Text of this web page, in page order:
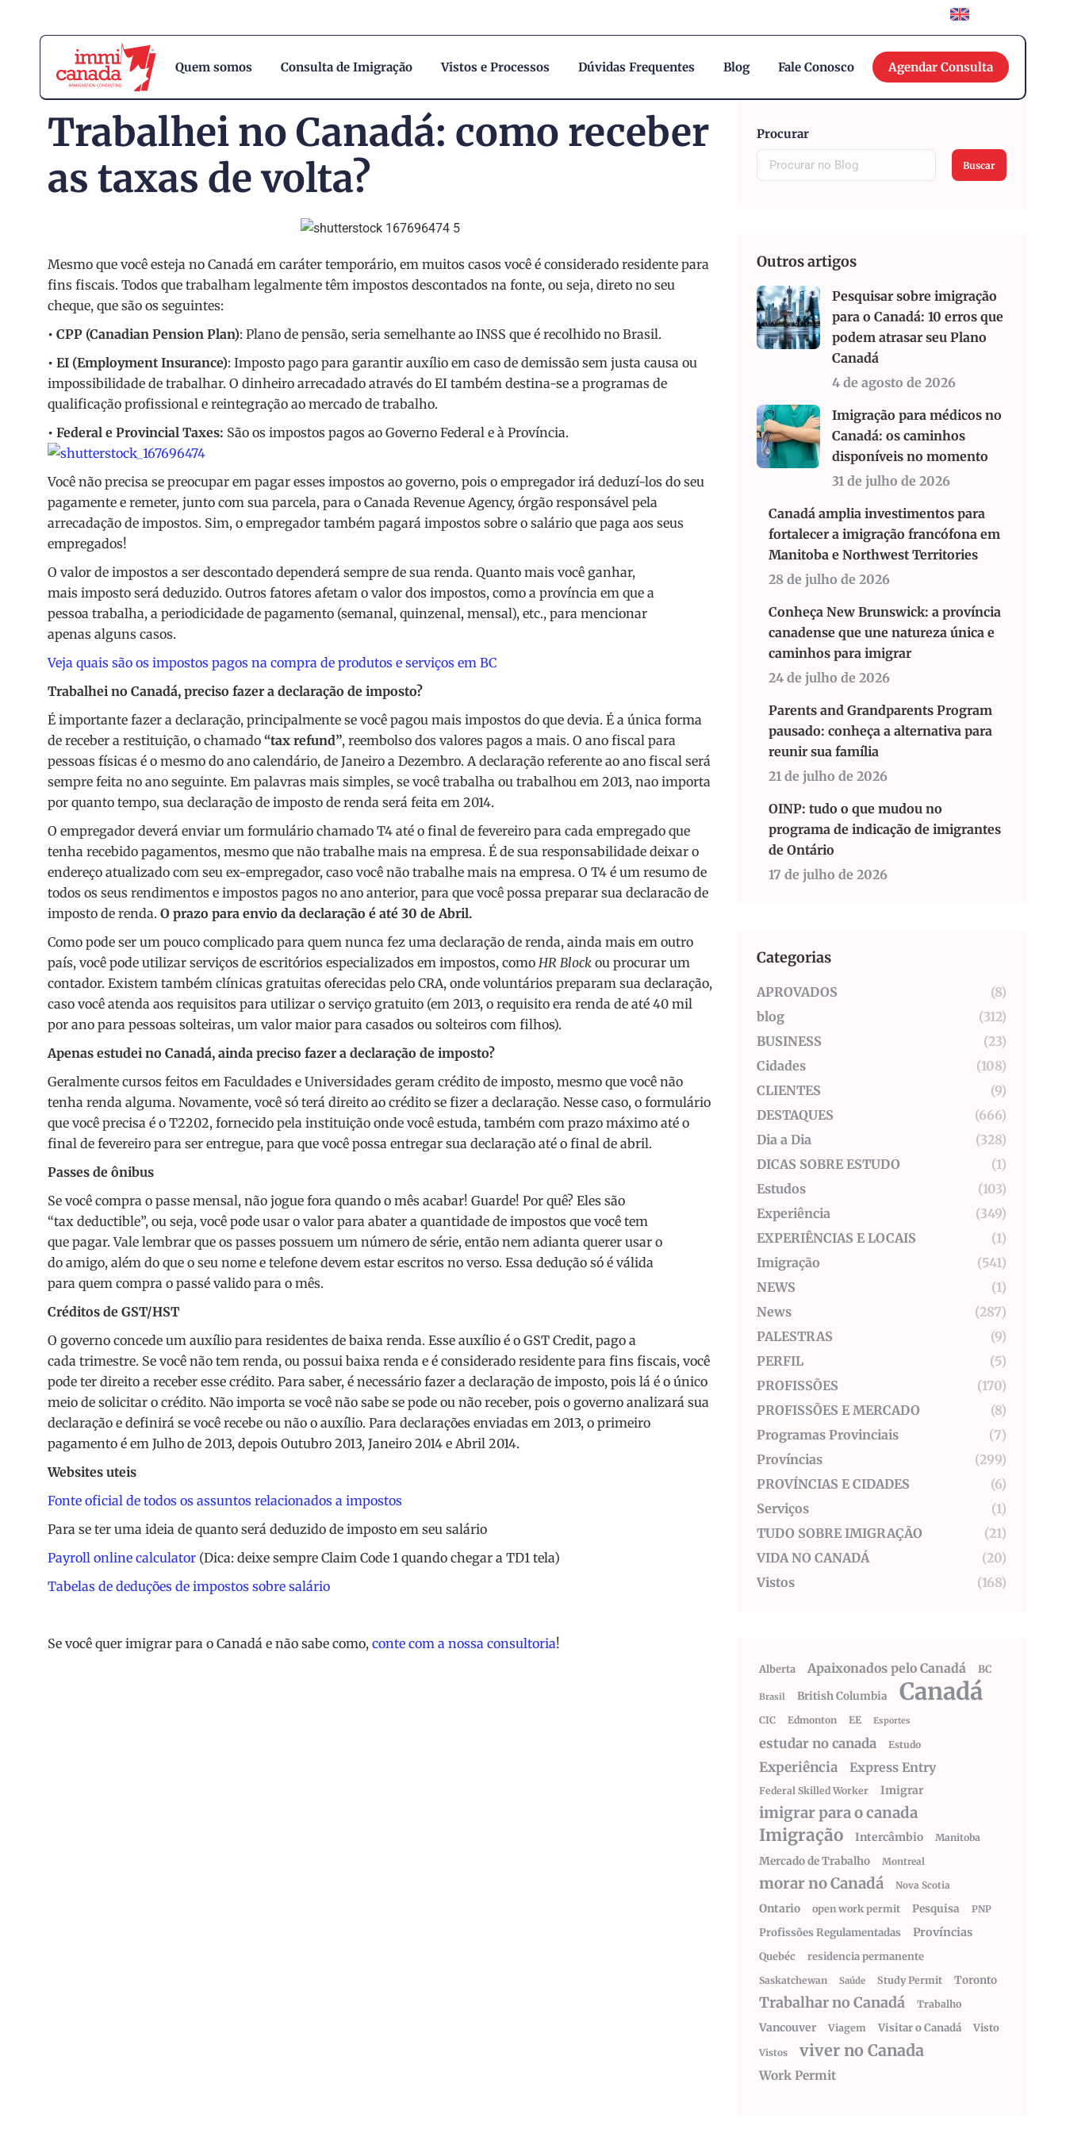
Quem somos Consulta de Imigração Vistos e Processos Dúvidas Frequentes Blog Fale Conosco Agendar Consulta
Trabalhei no Canadá: como receber
as taxas de volta?
Mesmo que você esteja no Canadá em caráter temporário, em muitos casos você é considerado residente para
fins fiscais. Todos que trabalham legalmente têm impostos descontados na fonte, ou seja, direto no seu
cheque, que são os seguintes:
• CPP (Canadian Pension Plan): Plano de pensão, seria semelhante ao INSS que é recolhido no Brasil.
• EI (Employment Insurance): Imposto pago para garantir auxílio em caso de demissão sem justa causa ou
impossibilidade de trabalhar. O dinheiro arrecadado através do EI também destina-se a programas de
qualificação profissional e reintegração ao mercado de trabalho.
• Federal e Provincial Taxes: São os impostos pagos ao Governo Federal e à Província.
Você não precisa se preocupar em pagar esses impostos ao governo, pois o empregador irá deduzí-los do seu
pagamente e remeter, junto com sua parcela, para o Canada Revenue Agency, órgão responsável pela
arrecadação de impostos. Sim, o empregador também pagará impostos sobre o salário que paga aos seus
empregados!
O valor de impostos a ser descontado dependerá sempre de sua renda. Quanto mais você ganhar,
mais imposto será deduzido. Outros fatores afetam o valor dos impostos, como a província em que a
pessoa trabalha, a periodicidade de pagamento (semanal, quinzenal, mensal), etc., para mencionar
apenas alguns casos.
Veja quais são os impostos pagos na compra de produtos e serviços em BC
Trabalhei no Canadá, preciso fazer a declaração de imposto?
É importante fazer a declaração, principalmente se você pagou mais impostos do que devia. É a única forma
de receber a restituição, o chamado “tax refund”, reembolso dos valores pagos a mais. O ano fiscal para
pessoas físicas é o mesmo do ano calendário, de Janeiro a Dezembro. A declaração referente ao ano fiscal será
sempre feita no ano seguinte. Em palavras mais simples, se você trabalha ou trabalhou em 2013, nao importa
por quanto tempo, sua declaração de imposto de renda será feita em 2014.
O empregador deverá enviar um formulário chamado T4 até o final de fevereiro para cada empregado que
tenha recebido pagamentos, mesmo que não trabalhe mais na empresa. É de sua responsabilidade deixar o
endereço atualizado com seu ex-empregador, caso você não trabalhe mais na empresa. O T4 é um resumo de
todos os seus rendimentos e impostos pagos no ano anterior, para que você possa preparar sua declaracão de
imposto de renda. O prazo para envio da declaração é até 30 de Abril.
Como pode ser um pouco complicado para quem nunca fez uma declaração de renda, ainda mais em outro
país, você pode utilizar serviços de escritórios especializados em impostos, como HR Block ou procurar um
contador. Existem também clínicas gratuitas oferecidas pelo CRA, onde voluntários preparam sua declaração,
caso você atenda aos requisitos para utilizar o serviço gratuito (em 2013, o requisito era renda de até 40 mil
por ano para pessoas solteiras, um valor maior para casados ou solteiros com filhos).
Apenas estudei no Canadá, ainda preciso fazer a declaração de imposto?
Geralmente cursos feitos em Faculdades e Universidades geram crédito de imposto, mesmo que você não
tenha renda alguma. Novamente, você só terá direito ao crédito se fizer a declaração. Nesse caso, o formulário
que você precisa é o T2202, fornecido pela instituição onde você estuda, também com prazo máximo até o
final de fevereiro para ser entregue, para que você possa entregar sua declaração até o final de abril.
Passes de ônibus
Se você compra o passe mensal, não jogue fora quando o mês acabar! Guarde! Por quê? Eles são
“tax deductible”, ou seja, você pode usar o valor para abater a quantidade de impostos que você tem
que pagar. Vale lembrar que os passes possuem um número de série, então nem adianta querer usar o
do amigo, além do que o seu nome e telefone devem estar escritos no verso. Essa dedução só é válida
para quem compra o passé valido para o mês.
Créditos de GST/HST
O governo concede um auxílio para residentes de baixa renda. Esse auxílio é o GST Credit, pago a
cada trimestre. Se você não tem renda, ou possui baixa renda e é considerado residente para fins fiscais, você
pode ter direito a receber esse crédito. Para saber, é necessário fazer a declaração de imposto, pois lá é o único
meio de solicitar o crédito. Não importa se você não sabe se pode ou não receber, pois o governo analizará sua
declaração e definirá se você recebe ou não o auxílio. Para declarações enviadas em 2013, o primeiro
pagamento é em Julho de 2013, depois Outubro 2013, Janeiro 2014 e Abril 2014.
Websites uteis
Fonte oficial de todos os assuntos relacionados a impostos
Para se ter uma ideia de quanto será deduzido de imposto em seu salário
Payroll online calculator (Dica: deixe sempre Claim Code 1 quando chegar a TD1 tela)
Tabelas de deduções de impostos sobre salário
Se você quer imigrar para o Canadá e não sabe como, conte com a nossa consultoria!
Procurar
Buscar
Outros artigos
Pesquisar sobre imigração
para o Canadá: 10 erros que
podem atrasar seu Plano
Canadá
4 de agosto de 2026
Imigração para médicos no
Canadá: os caminhos
disponíveis no momento
31 de julho de 2026
Canadá amplia investimentos para
fortalecer a imigração francófona em
Manitoba e Northwest Territories
28 de julho de 2026
Conheça New Brunswick: a província
canadense que une natureza única e
caminhos para imigrar
24 de julho de 2026
Parents and Grandparents Program
pausado: conheça a alternativa para
reunir sua família
21 de julho de 2026
OINP: tudo o que mudou no
programa de indicação de imigrantes
de Ontário
17 de julho de 2026
Categorias
APROVADOS
(8)
blog
(312)
BUSINESS
(23)
Cidades
(108)
CLIENTES
(9)
DESTAQUES
(666)
Dia a Dia
(328)
DICAS SOBRE ESTUDO
(1)
Estudos
(103)
Experiência
(349)
EXPERIÊNCIAS E LOCAIS
(1)
Imigração
(541)
NEWS
(1)
News
(287)
PALESTRAS
(9)
PERFIL
(5)
PROFISSÕES
(170)
PROFISSÕES E MERCADO
(8)
Programas Provinciais
(7)
Províncias
(299)
PROVÍNCIAS E CIDADES
(6)
Serviços
(1)
TUDO SOBRE IMIGRAÇÃO
(21)
VIDA NO CANADÁ
(20)
Vistos
(168)
Alberta Apaixonados pelo Canadá BC
Brasil British Columbia Canadá
CIC Edmonton EE Esportes
estudar no canada Estudo
Experiência Express Entry
Federal Skilled Worker Imigrar
imigrar para o canada
Imigração Intercâmbio Manitoba
Mercado de Trabalho Montreal
morar no Canadá Nova Scotia
Ontario open work permit Pesquisa PNP
Profissões Regulamentadas Províncias
Quebéc residencia permanente
Saskatchewan Saúde Study Permit Toronto
Trabalhar no Canadá Trabalho
Vancouver Viagem Visitar o Canadá Visto
Vistos viver no Canada
Work Permit